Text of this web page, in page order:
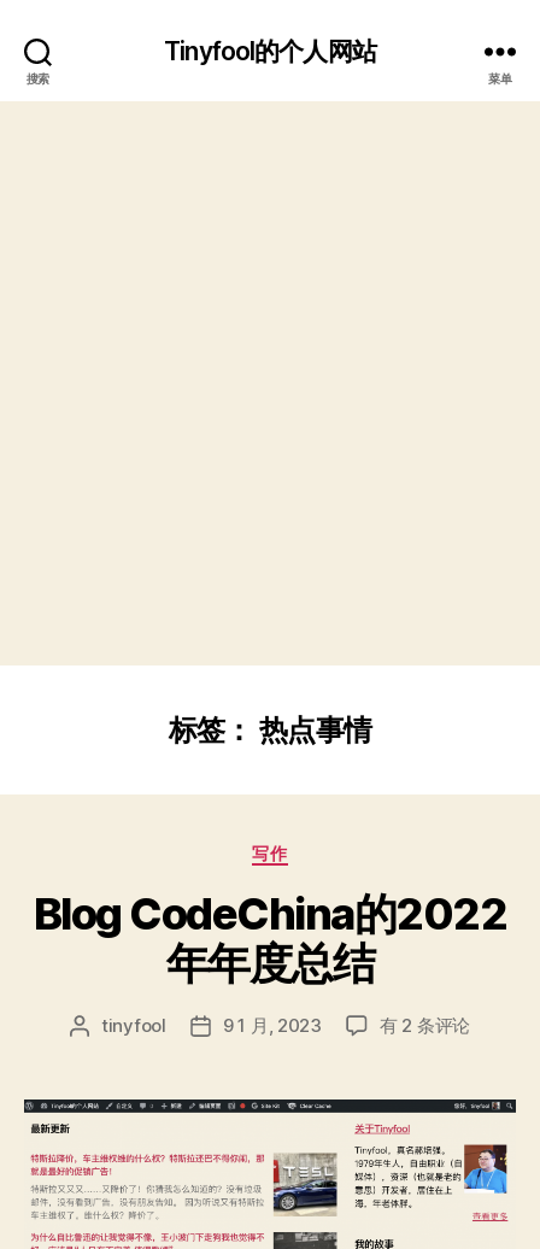
搜索
Tinyfool的个人网站
菜单
标签： 热点事情
分
写作
Blog CodeChina的2022
年年度总结
文
者
tinyfool
发
期
9 1 月, 2023
Blog
2022
年
年
度
总
结
有 2 条评论